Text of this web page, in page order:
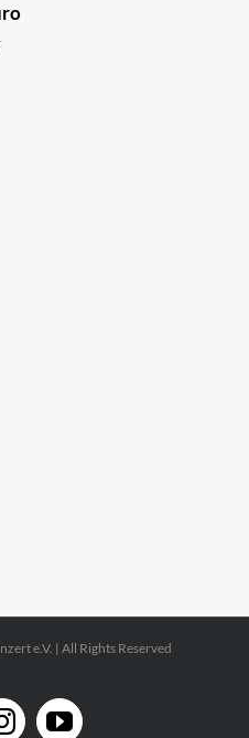
e.V. | All Rights Reserved